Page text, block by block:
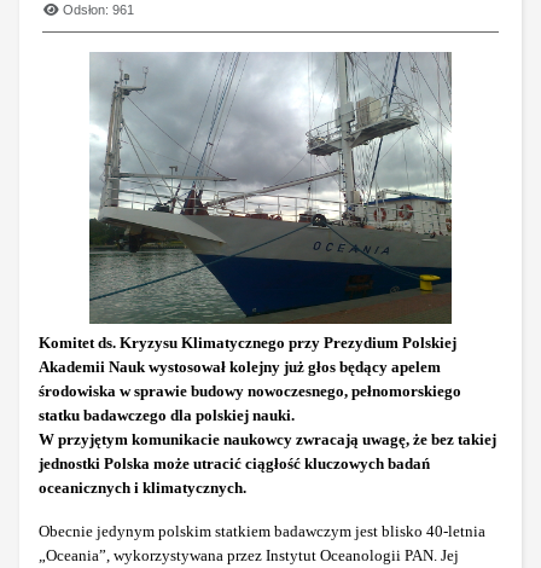
Odsłon: 961
Komitet ds. Kryzysu Klimatycznego przy Prezydium Polskiej
Akademii Nauk wystosował kolejny już głos będący apelem
środowiska w sprawie budowy nowoczesnego, pełnomorskiego
statku badawczego dla polskiej nauki.
W przyjętym komunikacie naukowcy zwracają uwagę, że bez takiej
jednostki Polska może utracić ciągłość kluczowych badań
oceanicznych i klimatycznych.
Obecnie jedynym polskim statkiem badawczym jest blisko 40-letnia
„Oceania”, wykorzystywana przez Instytut Oceanologii PAN. Jej